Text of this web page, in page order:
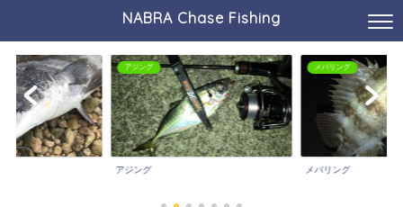
NABRA Chase Fishing
アジング
アジング
メバリング
メバリング